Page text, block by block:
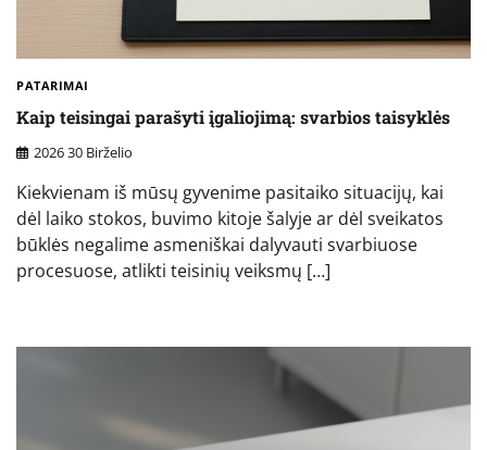
PATARIMAI
Kaip teisingai parašyti įgaliojimą: svarbios taisyklės
2026 30 Birželio
Kiekvienam iš mūsų gyvenime pasitaiko situacijų, kai
dėl laiko stokos, buvimo kitoje šalyje ar dėl sveikatos
būklės negalime asmeniškai dalyvauti svarbiuose
procesuose, atlikti teisinių veiksmų […]